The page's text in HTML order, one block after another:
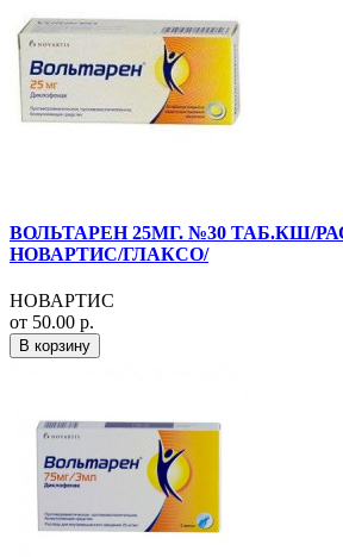
ВОЛЬТАРЕН 25МГ. №30 ТАБ.КШ/
НОВАРТИС/ГЛАКСО/
НОВАРТИС
от 50.00 р.
В корзину